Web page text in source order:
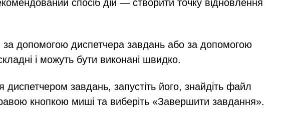
спосіб дій — створити точку відновлення
допомогою диспетчера завдань або за допомогою
і можуть бути виконані швидко.
завдань, запустіть його, знайдіть файл
кнопкою миші та виберіть «Завершити завдання».